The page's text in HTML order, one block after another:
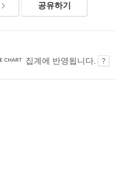
공유하기
집계에 반영됩니다.